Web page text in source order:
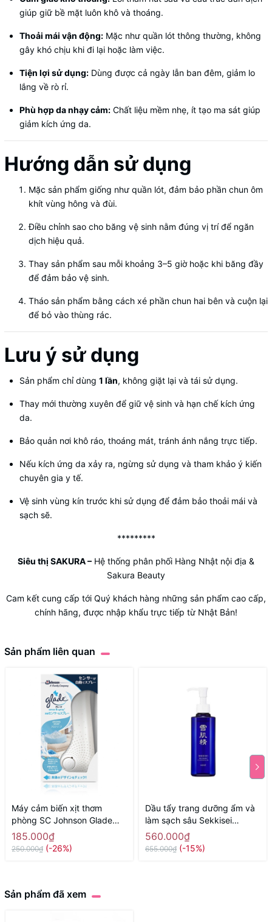
giúp giữ bề mặt luôn khô và thoáng.
Thoải mái vận động: Mặc như quần lót thông thường, không
gây khó chịu khi đi lại hoặc làm việc.
Tiện lợi sử dụng: Dùng được cả ngày lẫn ban đêm, giảm lo
lắng về rò rỉ.
Phù hợp da nhạy cảm: Chất liệu mềm nhẹ, ít tạo ma sát giúp
giảm kích ứng da.
Hướng dẫn sử dụng
Mặc sản phẩm giống như quần lót, đảm bảo phần chun ôm
khít vùng hông và đùi.
Điều chỉnh sao cho băng vệ sinh nằm đúng vị trí để ngăn
dịch hiệu quả.
Thay sản phẩm sau mỗi khoảng 3–5 giờ hoặc khi băng đầy
để đảm bảo vệ sinh.
Tháo sản phẩm bằng cách xé phần chun hai bên và cuộn lại
để bỏ vào thùng rác.
Lưu ý sử dụng
Sản phẩm chỉ dùng 1 lần, không giặt lại và tái sử dụng.
Thay mới thường xuyên để giữ vệ sinh và hạn chế kích ứng
da.
Bảo quản nơi khô ráo, thoáng mát, tránh ánh nắng trực tiếp.
Nếu kích ứng da xảy ra, ngừng sử dụng và tham khảo ý kiến
chuyên gia y tế.
Vệ sinh vùng kín trước khi sử dụng để đảm bảo thoải mái và
sạch sẽ.
*********
Siêu thị SAKURA– Hệ thống phân phối Hàng Nhật nội địa &
Sakura Beauty
Cam kết cung cấp tới Quý khách hàng những sản phẩm cao cấp,
chính hãng, được nhập khẩu trực tiếp từ Nhật Bản!
Sản phẩm liên quan
Máy cảm biến xịt thơm
phòng SC Johnson Glade
hương sảng khoái - Hàng
Nhật nội địa
185.000₫
250.000₫ (-26%)
Dầu tẩy trang dưỡng ẩm và
làm sạch sâu Sekkisei
Brightening Cleansing Oil
150ml - Hàng Nhật nội địa
560.000₫
655.000₫ (-15%)
Sản phẩm đã xem